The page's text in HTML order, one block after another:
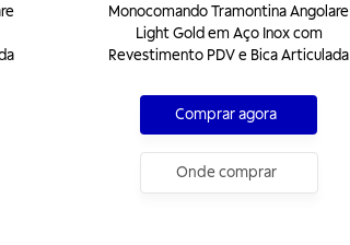
Monocomando Tramontina Angolare
Light Gold em Aço Inox com
Revestimento PDV e Bica Articulada
Comprar agora
Onde comprar